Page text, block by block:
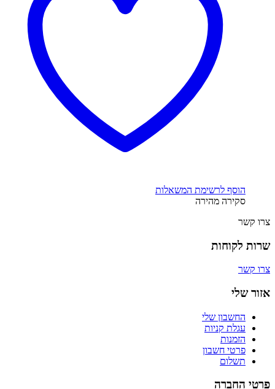
הוסף לרשימת המשאלות
סקירה מהירה
צרו קשר
שרות לקוחות
צרו קשר
אזור שלי
החשבון שלי
עגלת קניות
הזמנות
פרטי חשבון
תשלום
פרטי החברה